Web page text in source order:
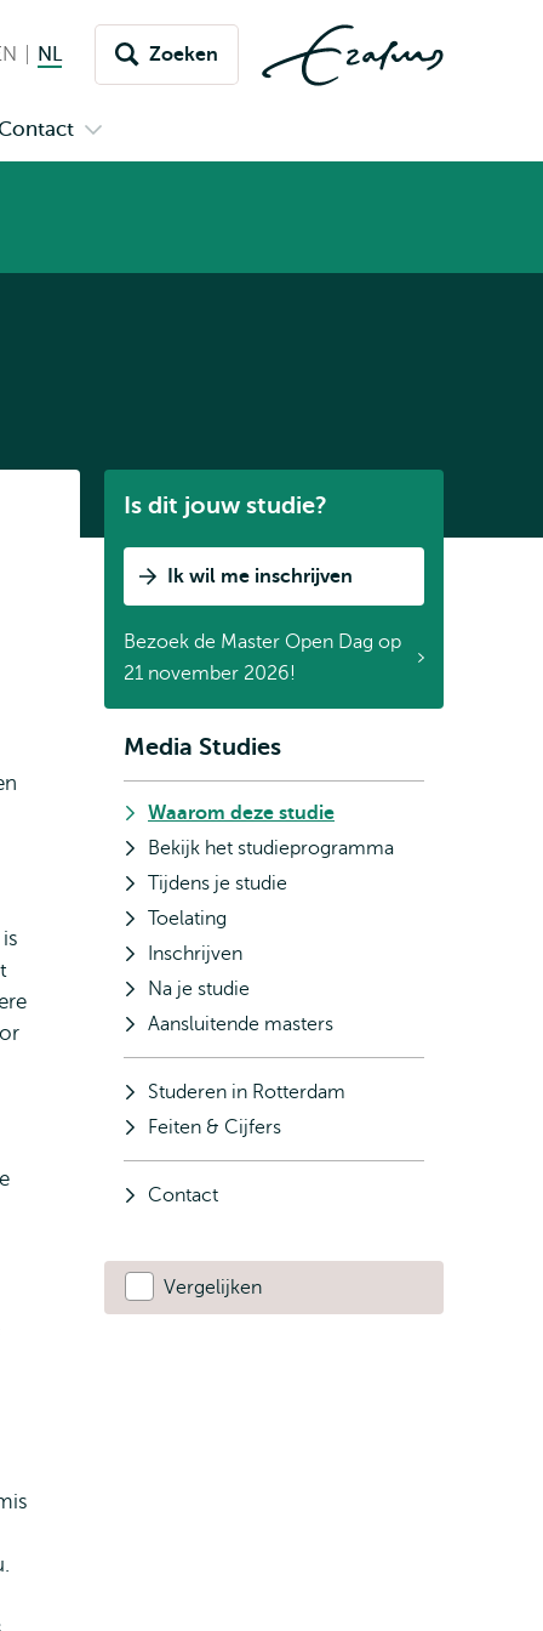
English
NLNederlands huidige taal
Zoeken
Is dit jouw studie?
Ik wil me inschrijven
Bezoek de Master Open Dag op
21 november 2026!
Subnavigatie
Media Studies
Waarom deze studie
Bekijk het studieprogramma
Tijdens je studie
Toelating
Inschrijven
Na je studie
Aansluitende masters
Studeren in Rotterdam
Feiten & Cijfers
Contact
Vergelijken